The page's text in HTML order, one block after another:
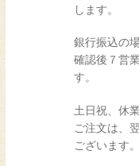
します。
銀行振込の
確認後７営
す。
土日祝、休
ご注文は、
ございます。